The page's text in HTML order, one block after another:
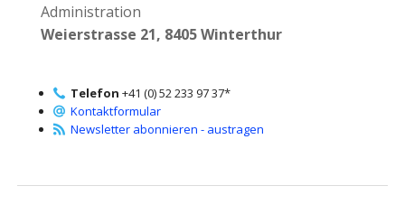
Administration
Weierstrasse 21, 8405 Winterthur
Telefon +41 (0) 52 233 97 37*
Kontaktformular
Newsletter abonnieren - austragen